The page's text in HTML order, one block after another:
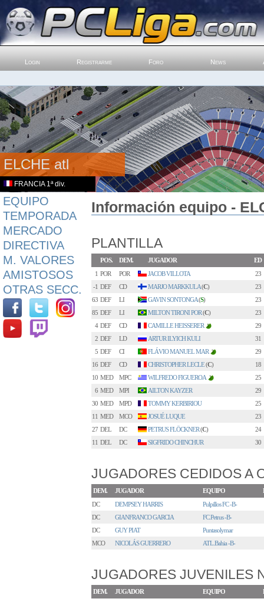
Login Registrarme Foro News
ELCHE atl
FRANCIA 1ª div.
EQUIPO
TEMPORADA
MERCADO
DIRECTIVA
M. VALORES
AMISTOSOS
OTRAS SECC.
Información equipo -
PLANTILLA
POS. DEM. JUGADOR
ED
1 POR POR JACOB VILLOTA
23
-1 DEF CD MARJO MARKKULA(C)
23
63 DEF LI GAVIN SONTONGA(S)
23
85 DEF LI MILTON TIRONI POR(C)
23
4 DEF CD CAMILLE HEISSERER 1
29
2 DEF LD ARTUR ILYICH KULI
31
5 DEF CI FLÁVIO MANUEL MAR 3
29
16 DEF CD CHRISTOPHER LECLE(C)
18
10 MED MPC WILFREDO FIGUEROA 2
25
6 MED MPI AILTON KAYZER
29
30 MED MPD TOMMY KERBIRIOU
25
11 MED MCO JOSUÉ LUQUE
23
27 DEL DC PETRUS FLÖCKNER(C)
24
11 DEL DC SIGFRIDO CHINCHUR 30
JUGADORES CEDIDOS A
DEM. JUGADOR EQUIPO
DC
DEMPSEY HARRIS
Pulpillos FC -B-
DC
GIANFRANCO GARCIA
FC.Petrus -B-
DC
GUY PIAT
Puntasolymar
MCO
NICOLÁS GUERRERO ATL.Bahia -B-
JUGADORES JUVENILES
DEM. JUGADOR EQUIPO